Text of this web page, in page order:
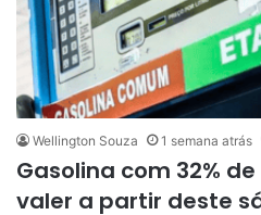
Wellington Souza 1 semana atrás
Gasolina com 32%
valer a partir deste